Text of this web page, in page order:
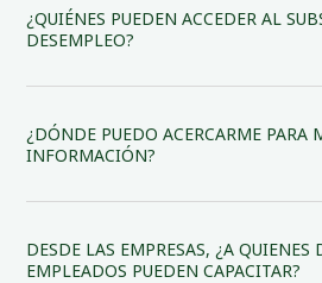
¿QUIÉNES PUEDEN ACCEDER AL
DESEMPLEO?
¿DÓNDE PUEDO ACERCARME PARA
INFORMACIÓN?
DESDE LAS EMPRESAS, ¿A QUIENES
EMPLEADOS PUEDEN CAPACITAR?​